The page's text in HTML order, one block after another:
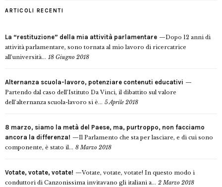
ARTICOLI RECENTI
La “restituzione” della mia attività parlamentare
Dopo 12 anni di
attività parlamentare, sono tornata al mio lavoro di ricercatrice
all’università... 18 Giugno 2018
Alternanza scuola-lavoro, potenziare contenuti educativi
Partendo dal caso dell’Istituto Da Vinci, il dibattito sul valore
dell’alternanza scuola-lavoro si è... 5 Aprile 2018
8 marzo, siamo la metà del Paese, ma, purtroppo, non facciamo
ancora la differenza!
Il Parlamento che sta per lasciare, e di cui sono
componente, è stato il... 8 Marzo 2018
Votate, votate, votate!
Votate, votate, votate! In questo modo i
conduttori di Canzonissima invitavano gli italiani a... 2 Marzo 2018